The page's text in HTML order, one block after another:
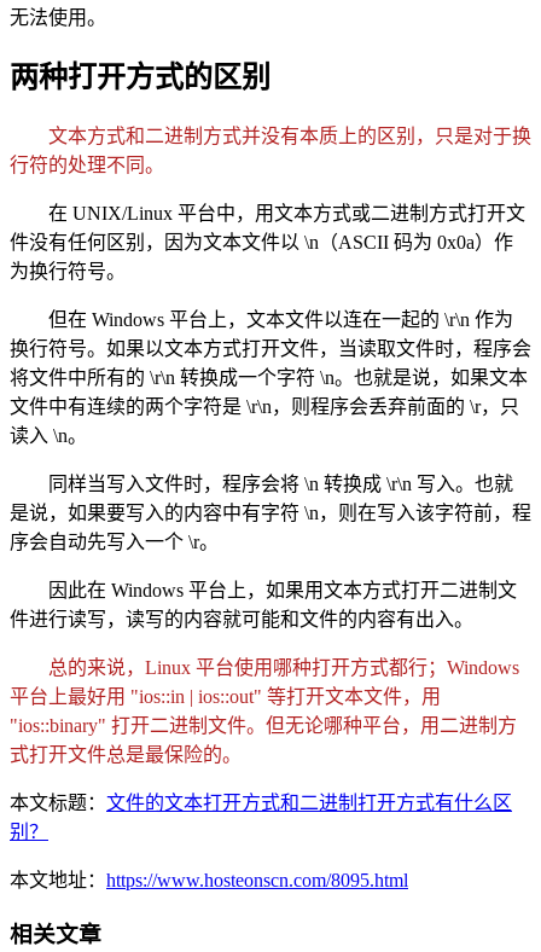
无法使用。
两种打开方式的区别
文本方式和二进制方式并没有本质上的区别，只是对于换
行符的处理不同。
在 UNIX/Linux 平台中，用文本方式或二进制方式打开文
件没有任何区别，因为文本文件以 \n（ASCII 码为 0x0a）作
为换行符号。
但在 Windows 平台上，文本文件以连在一起的 \r\n 作为
换行符号。如果以文本方式打开文件，当读取文件时，程序会
将文件中所有的 \r\n 转换成一个字符 \n。也就是说，如果文本
文件中有连续的两个字符是 \r\n，则程序会丢弃前面的 \r，只
读入 \n。
同样当写入文件时，程序会将 \n 转换成 \r\n 写入。也就
是说，如果要写入的内容中有字符 \n，则在写入该字符前，程
序会自动先写入一个 \r。
因此在 Windows 平台上，如果用文本方式打开二进制文
件进行读写，读写的内容就可能和文件的内容有出入。
总的来说，Linux 平台使用哪种打开方式都行；Windows
平台上最好用 "ios::in | ios::out" 等打开文本文件，用
"ios::binary" 打开二进制文件。但无论哪种平台，用二进制方
式打开文件总是最保险的。
本文标题： 文件的文本打开方式和二进制打开方式有什么区
别？
本文地址： https://www.hosteonscn.com/8095.html
相关文章